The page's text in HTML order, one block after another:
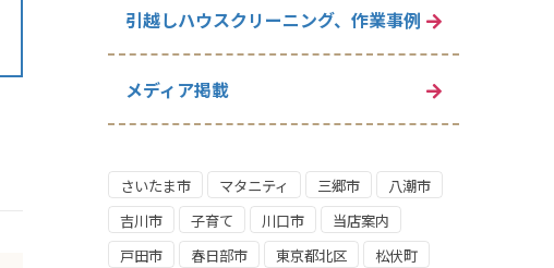
引越しハウスクリーニング、作業事例
メディア掲載
さいたま市 マタニティ 三郷市
八潮市
吉川市
子育て 川口市
当店案内
戸田市
春日部市 東京都北区
松伏町